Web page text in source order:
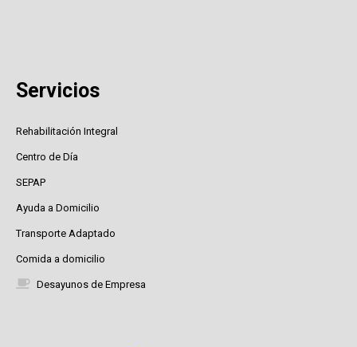
Servicios
Rehabilitación Integral
Centro de Día
SEPAP
Ayuda a Domicilio
Transporte Adaptado
Comida a domicilio
Desayunos de Empresa